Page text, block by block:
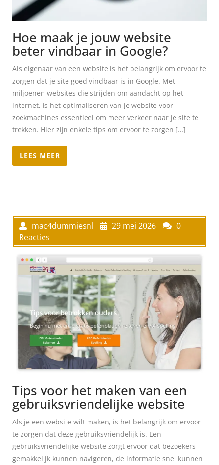
Hoe maak je jouw website
beter vindbaar in Google?
Als eigenaar van een website is het belangrijk om ervoor te
zorgen dat je site goed vindbaar is in Google. Met
miljoenen websites die strijden om aandacht op het
internet, is het optimaliseren van je website voor
zoekmachines essentieel om meer verkeer naar je site te
trekken. Hier zijn enkele tips om ervoor te zorgen […]
LEES MEER
mac4dummiesnl 29 mei 2026
0
Reacties
Tips voor het maken van een
gebruiksvriendelijke website
Als je een website wilt maken, is het belangrijk om ervoor
te zorgen dat deze gebruiksvriendelijk is. Een
gebruiksvriendelijke website zorgt ervoor dat bezoekers
gemakkelijk kunnen navigeren, de informatie snel kunnen